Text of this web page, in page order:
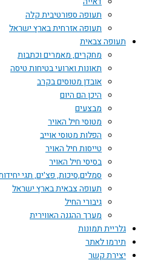
תעופה ספורטיבית קלה
תעופה אזרחית בארץ ישראל
תעופה צבאית
מחקרים, מאמרים וכתבות
תאונות וארועי בטיחות טיסה
אובדן מטוסים בקרב
היכן הם היום
מבצעים
מטוסי חיל האויר
הפלות מטוסי אוייב
טייסות חיל האויר
בסיסי חיל האויר
סמלים,סיכות, פצ'ים, תגי יחידות
תעופה צבאית בארץ ישראל
גיבורי החיל
מערך ההגנה האווירית
גלריית תמונות
תירמו לאתר
יצירת קשר